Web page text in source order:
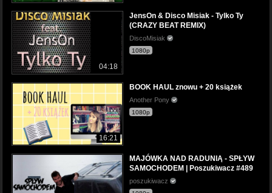
04:18
JensOn & Disco Misiak - Tylko Ty
(CRAZY BEAT REMIX)
DiscoMisiak
1080p
16:21
BOOK HAUL znowu + 20 książek
Another Pony
1080p
MAJÓWKA NAD RADUNIĄ - SPŁYW
SAMOCHODEM | Poszukiwacz #489
poszukiwacz